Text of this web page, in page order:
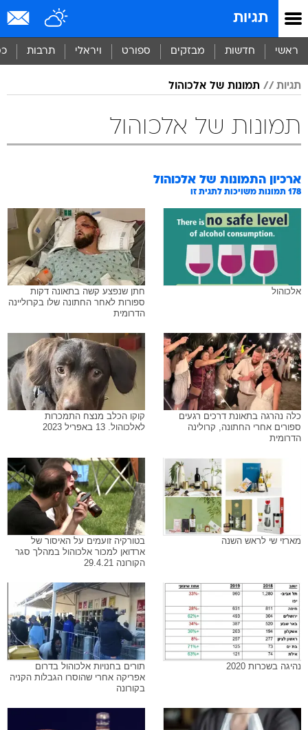
תגיות
ראשי חדשות מבזקים ספורט ויראלי תרבות
תגיות תמונות של אלכוהול
תמונות של אלכוהול
ארכיון התמונות של אלכוהול
178 תמונות משויכות לתגית זו
אלכוהול
חתן שנפצע קשה בתאונה דקות
ספורות לאחר החתונה שלו בקרוליינה
הדרומית
כלה נהרגה בתאונת דרכים רגעים
ספורים אחרי החתונה, קרולינה
הדרומית
קוקו הכלב מנצח התמכרות
לאלכוהול. 13 באפריל 2023
מארזי שי לראש השנה
בטורקיה זועמים על האיסור של
ארדואן למכור אלכוהול במהלך סגר
הקורונה 29.4.21
נהיגה בשכרות 2020
תורים בחנויות אלכוהול בדרום
אפריקה אחרי שהוסרו הגבלות הקניה
בקורונה